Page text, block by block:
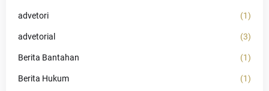
advetori (1)
advetorial (3)
Berita Bantahan (1)
Berita Hukum (1)